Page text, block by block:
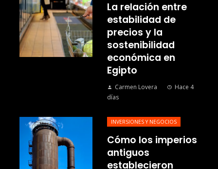
La relación entre
estabilidad de
precios y la
sostenibilidad
económica en
Egipto
Carmen Lovera
Hace 4
días
INVERSIONES Y NEGOCIOS
Cómo los imperios
antiguos
establecieron